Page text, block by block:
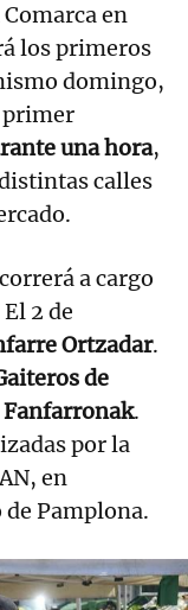
en
los primeros
domingo,
primer
una hora,
calles
a cargo
El 2 de
Ortzadar.
de
Fanfarronak.
por la
en
Pamplona.